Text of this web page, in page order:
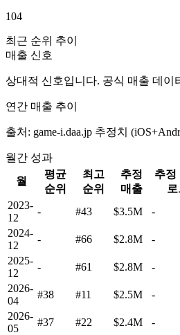
104
최근 순위 추이
매출 신호
상대적 신호입니다. 공식 매출 데이
연간 매출 추이
출처: game-i.daa.jp 추정치
월간 성과
월
평균
순위
최고
순위
추정
매출
추정
2023-
12
- #43 $3.5M -
2024-
12
- #66 $2.8M -
2025-
12
- #61 $2.8M -
2026-
04
#38 #11 $2.5M -
2026-
05
#37 #22 $2.4M -